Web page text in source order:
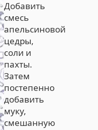
Добавить
смесь
апельсиновой
цедры,
соли и
пахты.
Затем
постепенно
добавить
муку,
смешанную